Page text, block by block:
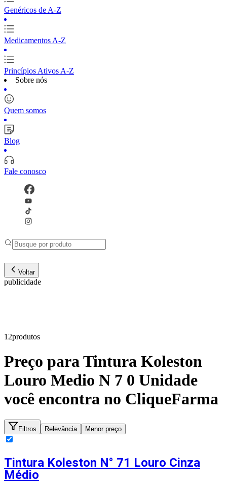
Genéricos de A-Z
Medicamentos A-Z
Princípios Ativos A-Z
Sobre nós
Quem somos
Blog
Fale conosco
Voltar
publicidade
12produtos
Preço paraTintura Koleston
Louro Medio N 7 0 Unidade
você encontra no CliqueFarma
Filtros Relevância Menor preço
Tintura Koleston N° 71 Louro Cinza
Médio